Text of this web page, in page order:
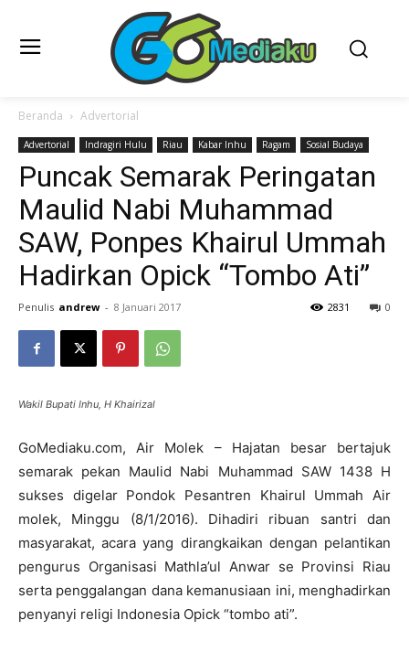
Beranda Advertorial
Advertorial Indragiri Hulu Riau Kabar Inhu Ragam Sosial Budaya
Puncak Semarak Peringatan
Maulid Nabi Muhammad
SAW, Ponpes Khairul Ummah
Hadirkan Opick “Tombo Ati”
Penulis andrew - 8 Januari 2017 0
2831
Wakil Bupati Inhu, H Khairizal
GoMediaku.com, Air Molek – Hajatan besar bertajuk
semarak pekan Maulid Nabi Muhammad SAW 1438 H
sukses digelar Pondok Pesantren Khairul Ummah Air
molek, Minggu (8/1/2016). Dihadiri ribuan santri dan
masyarakat, acara yang dirangkaikan dengan pelantikan
pengurus Organisasi Mathla’ul Anwar se Provinsi Riau
serta penggalangan dana kemanusiaan ini, menghadirkan
penyanyi religi Indonesia Opick “tombo ati”.